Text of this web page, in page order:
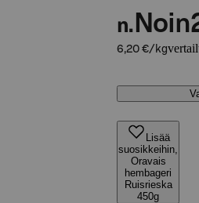
n. Noin
6,20 €/kg
Lisää
suosikkeihin,
Oravais
hembageri
Ruisrieska
450g